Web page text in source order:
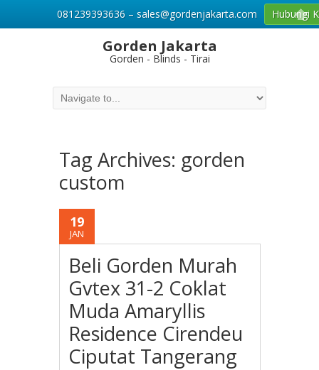
Gorden Jakarta
Gorden - Blinds - Tirai
Tag Archives: gorden
custom
19
JAN
Beli Gorden Murah
Gvtex 31-2 Coklat
Muda Amaryllis
Residence Cirendeu
Ciputat Tangerang
081239393636 – sales@gordenjakarta.com Hubungi